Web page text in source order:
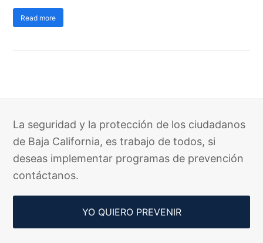
Read more
La seguridad y la protección de los ciudadanos
de Baja California, es trabajo de todos, si
deseas implementar programas de prevención
contáctanos.
YO QUIERO PREVENIR